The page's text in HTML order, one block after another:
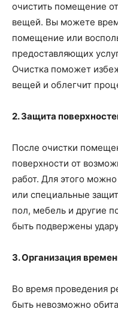
очистить помещение
вещей. Вы можете
помещение или
предоставляющих
Очистка поможет
вещей и облегчит
2. Защита
После очистки
поверхности от
работ. Для этого
или специальные
пол, мебель и другие
быть подвержены
3. Организация
Во время проведения
быть невозможно